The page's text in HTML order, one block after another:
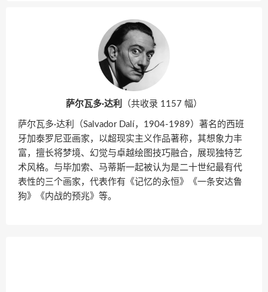
萨尔瓦多·达利 （共收录 1157 幅）
萨尔瓦多·达利（Salvador Dalí，1904-1989）著名的西班
牙加泰罗尼亚画家，以超现实主义作品著称，其想象力丰
富，擅长将梦境、幻觉与卓越绘图技巧融合，展现独特艺
术风格。与毕加索、马蒂斯一起被认为是二十世纪最有代
表性的三个画家，代表作有《记忆的永恒》《一条安达鲁
狗》《内战的预兆》等。